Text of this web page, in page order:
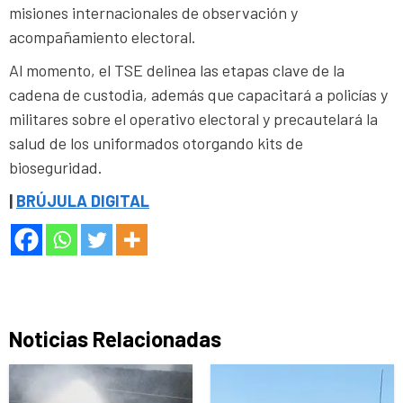
misiones internacionales de observación y
acompañamiento electoral.
Al momento, el TSE delinea las etapas clave de la
cadena de custodia, además que capacitará a policías y
militares sobre el operativo electoral y precautelará la
salud de los uniformados otorgando kits de
bioseguridad.
| BRÚJULA DIGITAL
Noticias Relacionadas